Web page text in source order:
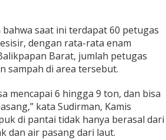
saat ini terdapat 60 petugas
dengan rata-rata enam
Barat, jumlah petugas
sampah di area tersebut.
mencapai 6 hingga 9 ton, dan bisa
kata Sudirman, Kamis
di pantai tidak hanya berasal dari
dan air pasang dari laut.